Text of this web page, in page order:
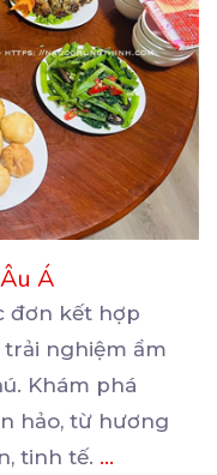
Á
đơn kết hợp
trải nghiệm ẩm
Khám phá
hảo, từ hương
tinh tế. ...